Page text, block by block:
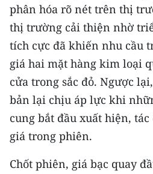
phân hóa rõ nét trên thị
thị trường cải thiện nhờ
tích cực đã khiến nhu cầu
giá hai mặt hàng kim loại
cửa trong sắc đỏ. Ngược
bản lại chịu áp lực khi
cung bắt đầu xuất hiện,
giá trong phiên.
Chốt phiên, giá bạc quay